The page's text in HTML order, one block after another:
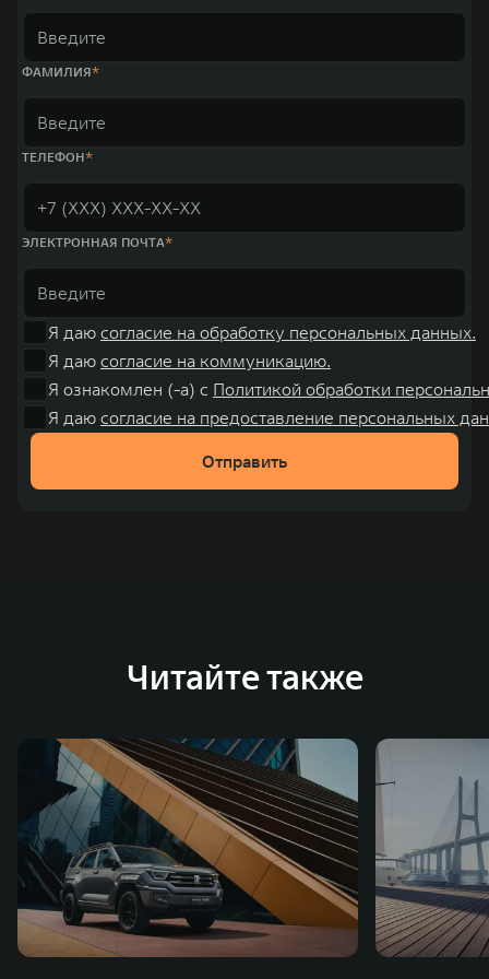
ФАМИЛИЯ
ТЕЛЕФОН
ЭЛЕКТРОННАЯ ПОЧТА
Я даю согласие на обработку персональных данных.
Я даю согласие на коммуникацию.
Я ознакомлен (-а) с Политикой обработки
Я даю согласие на предоставление персональных
Отправить
Читайте также